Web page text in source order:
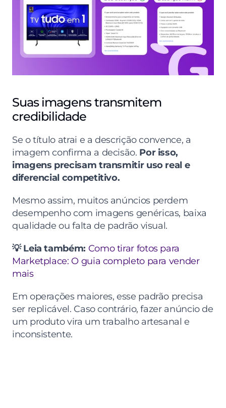
Suas imagens transmitem
credibilidade
Se o título atrai e a descrição convence, a
imagem confirma a decisão. Por isso,
imagens precisam transmitir uso real e
diferencial competitivo.
Mesmo assim, muitos anúncios perdem
desempenho com imagens genéricas, baixa
qualidade ou falta de padrão visual.
💡 Leia também: Como tirar fotos para
Marketplace: O guia completo para vender
mais
Em operações maiores, esse padrão precisa
ser replicável. Caso contrário, fazer anúncio de
um produto vira um trabalho artesanal e
inconsistente.